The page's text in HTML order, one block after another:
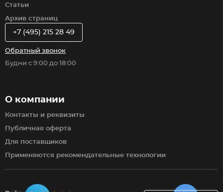
Статьи
Архив страниц
О компании
Контакты и реквизиты
Публичная оферта
Для поставщиков
Применяются рекомендательные технологии
+7 (495) 215 28 49
Обратный звонок
Будни с 9:00 до 18:00